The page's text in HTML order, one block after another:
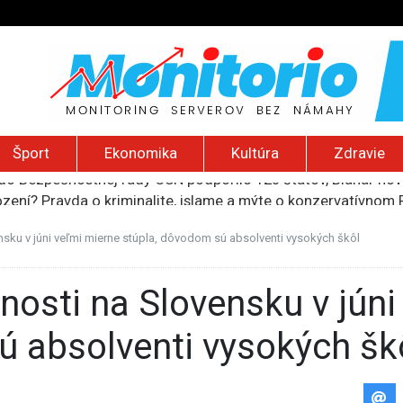
Šport Ekonomika Kultúra Zdravie
Pravda o kriminalite, islame a mýte o konzervatívnom
eur na pomoc farmárom, ktorých postihla blokáda
v júni veľmi mierne stúpla, dôvodom sú absolventi vysokých škôl
absolventi vysokých